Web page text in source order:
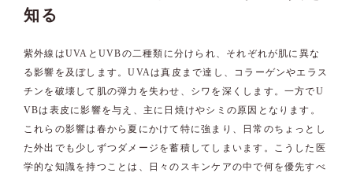
知る
紫外線はUVAとUVBの二種類に分けられ、それぞれが肌に異な
る影響を及ぼします。UVAは真皮まで達し、コラーゲンやエラス
チンを破壊して肌の弾力を失わせ、シワを深くします。一方でU
VBは表皮に影響を与え、主に日焼けやシミの原因となります。
これらの影響は春から夏にかけて特に強まり、日常のちょっとし
た外出でも少しずつダメージを蓄積してしまいます。こうした医
学的な知識を持つことは、日々のスキンケアの中で何を優先すべ